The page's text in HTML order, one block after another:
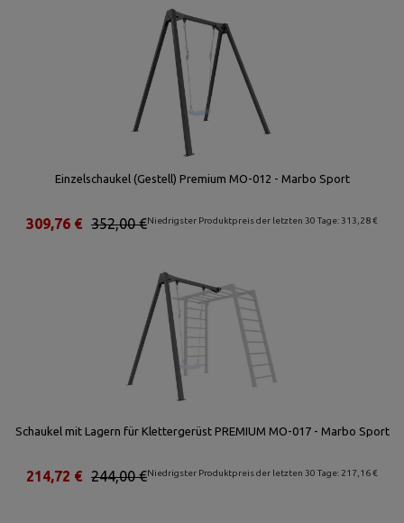
Einzelschaukel (Gestell) Premium MO-012 - Marbo Sport
Niedrigster Produktpreis der letzten 30 Tage: 313,28 €
352,00 €
309,76 €
Schaukel mit Lagern für Klettergerüst PREMIUM MO-017 - Marbo Sport
Niedrigster Produktpreis der letzten 30 Tage: 217,16 €
244,00 €
214,72 €